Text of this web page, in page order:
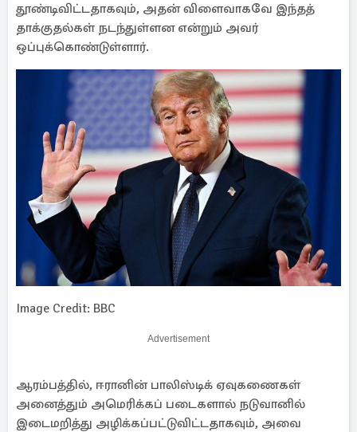
தூண்டிவிட்டதாகவும், அதன் விளைவாகவே இந்தத்
தாக்குதல்கள் நடந்துள்ளன என்றும் அவர்
ஒப்புக்கொண்டுள்ளார்.
Image Credit: BBC
Advertisement
ஆரம்பத்தில், ஈரானின் பாலிஸ்டிக் ஏவுகணைகள்
அனைத்தும் அமெரிக்கப் படைகளால் நடுவானில்
இடைமறித்து அழிக்கப்பட்டுவிட்டதாகவும், அவை